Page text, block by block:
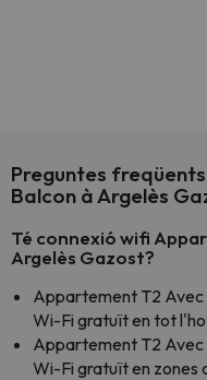
Preguntes
Balcon à Argelès
Té connexió wifi
Argelès Gazost?
Appartement T2 Avec
Wi-Fi gratuït en tot
Appartement T2 Avec
Wi-Fi gratuït en zones